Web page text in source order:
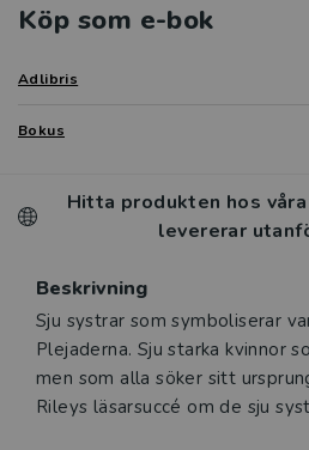
Köp som e-bok
Adlibris
Bokus
Hitta produkten hos
levererar
Beskrivning
Beskrivning
Sju systrar som symboliserar
Plejaderna. Sju starka kvinnor
men som alla söker sitt
Rileys läsarsuccé om de sju